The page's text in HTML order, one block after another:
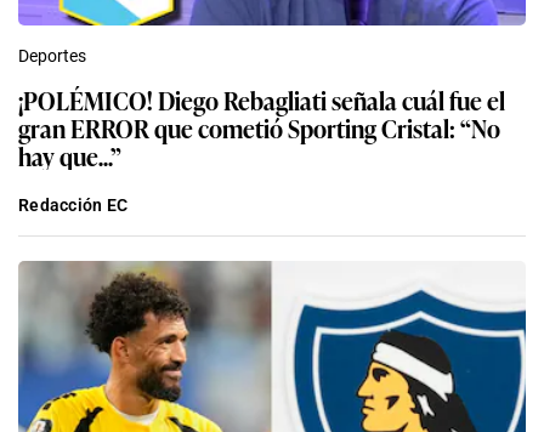
Deportes
¡POLÉMICO! Diego Rebagliati señala cuál fue el
gran ERROR que cometió Sporting Cristal: “No
hay que...”
Redacción EC